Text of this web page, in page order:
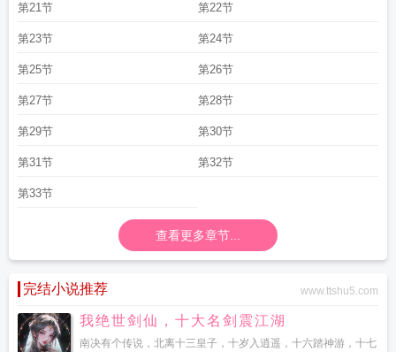
第21节 第22节
第23节 第24节
第25节 第26节
第27节 第28节
第29节 第30节
第31节 第32节
第33节
查看更多章节...
完结小说推荐 www.ttshu5.com
我绝世剑仙，十大名剑震江湖
南决有个传说，北离十三皇子，十岁入逍遥，十六踏神游，十七